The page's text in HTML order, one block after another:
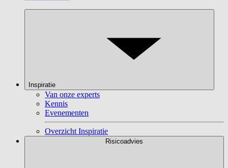
Inspiratie
Van onze experts
Kennis
Evenementen
Overzicht Inspiratie
Risicoadvies